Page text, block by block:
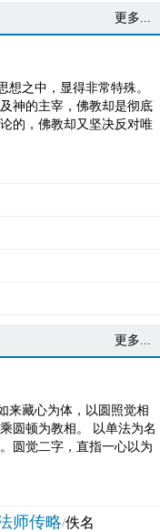
更多...
想之中，显得非常特殊。
神的主宰，佛教却是彻底
的，佛教却又坚决反对唯
更多...
来藏心为体，以圆照觉相
圆顿为教相。 以单法为名
圆觉二字，直指一心以为
师传略/佚名